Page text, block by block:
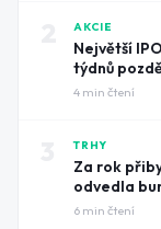
AKCIE
Největší
týdnů
4 min čtení
TRHY
Za rok
odvedla
6 min čtení